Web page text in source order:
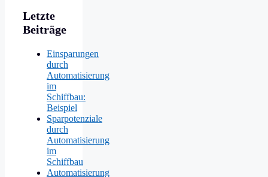
Letzte
Beiträge
Einsparungen
durch
Automatisierung
im
Schiffbau:
Beispiel
Sparpotenziale
durch
Automatisierung
im
Schiffbau
Automatisierung